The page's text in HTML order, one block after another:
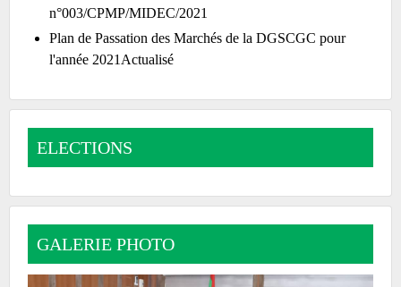
n°003/CPMP/MIDEC/2021
Plan de Passation des Marchés de la DGSCGC pour
l'année 2021Actualisé
ELECTIONS
GALERIE PHOTO